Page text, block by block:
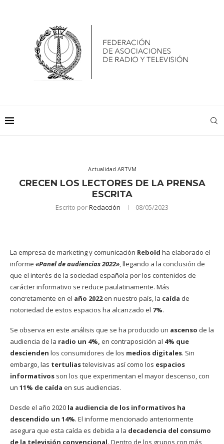
Actualidad ARTVM
CRECEN LOS LECTORES DE LA PRENSA
ESCRITA
Escrito porRedacción 08/05/2023
La empresa de marketing y comunicación Rebold ha elaborado el
informe «Panel de audiencias 2022», llegando a la conclusión de
que el interés de la sociedad española por los contenidos de
carácter informativo se reduce paulatinamente. Más
concretamente en el año 2022en nuestro país, la caída de
notoriedad de estos espacios ha alcanzado el 7%.
Se observa en este análisis que se ha producido un ascenso de la
audiencia de la radio un 4%, en contraposición al 4% que
descienden los consumidores de los medios digitales. Sin
embargo, las tertuliastelevisivas así como los espacios
informativos son los que experimentan el mayor descenso, con
un 11% de caída en sus audiencias.
Desde el año 2020 la audiencia de los informativos ha
descendido un 14%. El informe mencionado anteriormente
asegura que esta caída es debida a la decadencia del consumo
de la televisión convencional. Dentro de los grupos con más